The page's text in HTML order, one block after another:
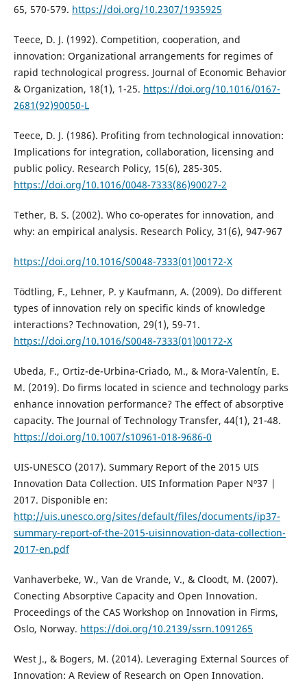
65, 570-579. https://doi.org/10.2307/1935925
Teece, D. J. (1992). Competition, cooperation, and
innovation: Organizational arrangements for regimes of
rapid technological progress. Journal of Economic Behavior
& Organization, 18(1), 1-25. https://doi.org/10.1016/0167-
2681(92)90050-L
Teece, D. J. (1986). Profiting from technological innovation:
Implications for integration, collaboration, licensing and
public policy. Research Policy, 15(6), 285-305.
https://doi.org/10.1016/0048-7333(86)90027-2
Tether, B. S. (2002). Who co-operates for innovation, and
why: an empirical analysis. Research Policy, 31(6), 947-967
https://doi.org/10.1016/S0048-7333(01)00172-X
Tödtling, F., Lehner, P. y Kaufmann, A. (2009). Do different
types of innovation rely on specific kinds of knowledge
interactions? Technovation, 29(1), 59-71.
https://doi.org/10.1016/S0048-7333(01)00172-X
Ubeda, F., Ortiz-de-Urbina-Criado, M., & Mora-Valentín, E.
M. (2019). Do firms located in science and technology parks
enhance innovation performance? The effect of absorptive
capacity. The Journal of Technology Transfer, 44(1), 21-48.
https://doi.org/10.1007/s10961-018-9686-0
UIS-UNESCO (2017). Summary Report of the 2015 UIS
Innovation Data Collection. UIS Information Paper Nº37 |
2017. Disponible en:
http://uis.unesco.org/sites/default/files/documents/ip37-
summary-report-of-the-2015-uisinnovation-data-collection-
2017-en.pdf
Vanhaverbeke, W., Van de Vrande, V., & Cloodt, M. (2007).
Conecting Absorptive Capacity and Open Innovation.
Proceedings of the CAS Workshop on Innovation in Firms,
Oslo, Norway. https://doi.org/10.2139/ssrn.1091265
West J., & Bogers, M. (2014). Leveraging External Sources of
Innovation: A Review of Research on Open Innovation.